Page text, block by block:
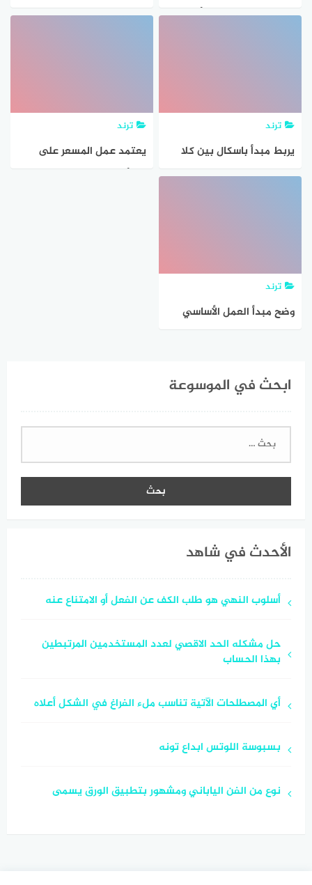
الهيدروليكي هو مبدأ برنولي
ترند
يربط مبدأ باسكال بين كلا
من الضغط والمساحة مع
ترند
يعتمد عمل المسعر على
ترند
وضح مبدأ العمل الأساسي
ابحث في الموسوعة
البحث
الأحدث في شاهد
أسلوب النهي هو طلب الكف عن الفعل أو الامتناع عنه
حل مشكله الحد الاقصي لعدد المستخدمين المرتبطين
بهذا الحساب
أي المصطلحات الآتية تناسب ملء الفراغ في الشكل أعلاه
بسبوسة اللوتس ابداع تونه
نوع من الفن الياباني ومشهور بتطبيق الورق يسمى